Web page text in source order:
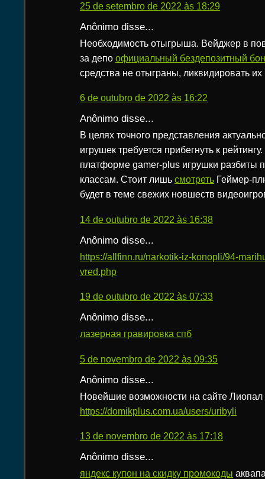
25 de setembro de 2022 às 18:29
Anônimo disse...
Необходимость отыгрыша. Вейджер в
за депо официальный бездепозитный
средства не отыграны, ликвидировать
6 de outubro de 2022 às 16:22
Anônimo disse...
В целях точного представления
игрушек требуется прибегнуть к
платформе gamer-plus игрушки разбиты
классам. Стоит лишь смотреть Геймер-
будет в теме свежих новшеств
14 de outubro de 2022 às 16:38
Anônimo disse...
https://allfinn.ru/narkotik-iz-konopli/94-
vred.php
19 de outubro de 2022 às 07:33
Anônimo disse...
лазерная гравировка спб
5 de novembro de 2022 às 09:35
Anônimo disse...
Новейшие возможности на сайте Лиопал
https://domikplus.com.ua/users/uribyli
13 de novembro de 2022 às 17:18
Anônimo disse...
яндекс купон на скидку промокоды